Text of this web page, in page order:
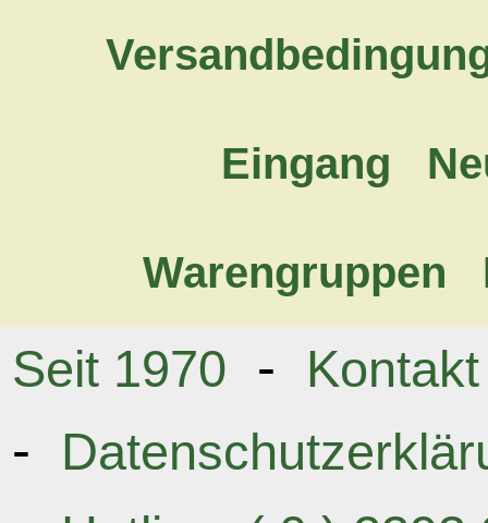
Eingang
Warengruppen
Seit 1970 - Kontakt
-